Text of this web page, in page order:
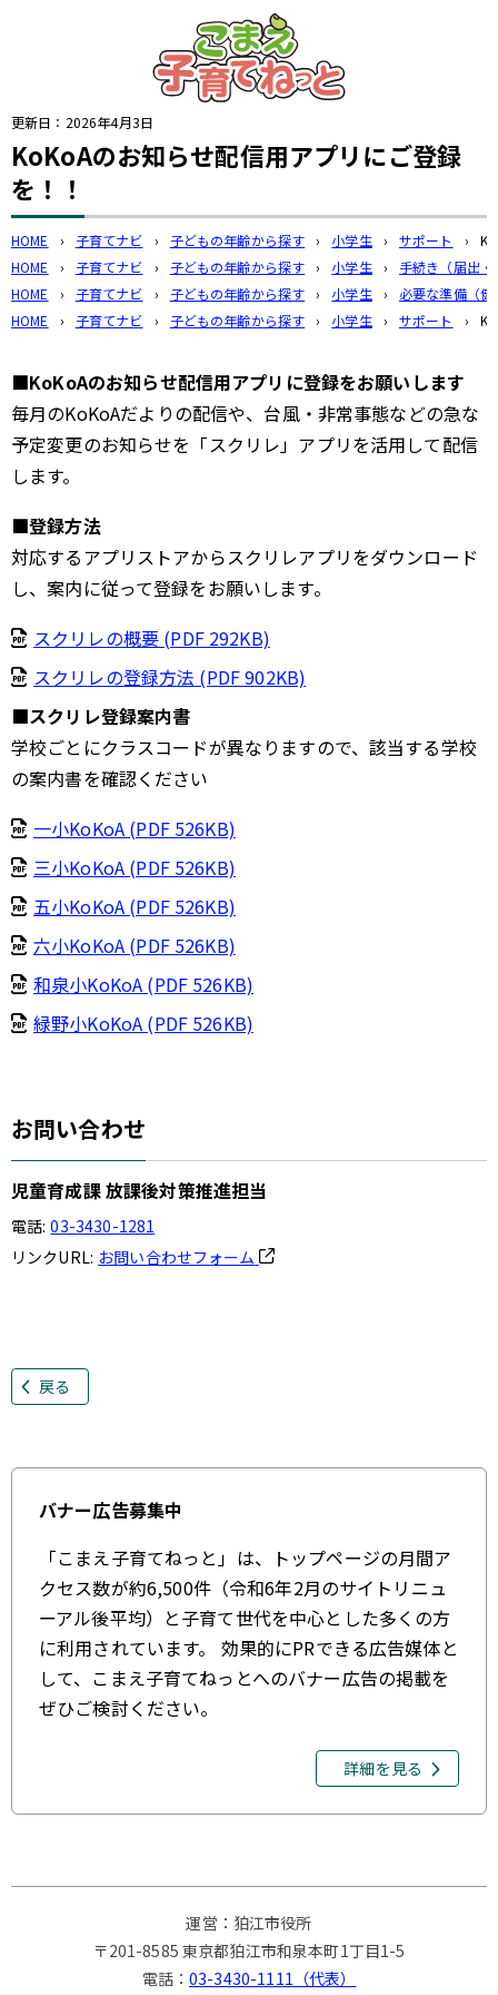
このページの本文へ
更新日： 2026年4月3日
KoKoAのお知らせ配信用アプリにご登録
を！！
HOME › 子育てナビ › 子どもの年齢から探す › 小学生 › サポート ›
HOME
› 子育てナビ › 子どもの年齢から探す › 小学生 ›
手続き（届出・
HOME
› 子育てナビ › 子どもの年齢から探す › 小学生 ›
必要な準備（
HOME
› 子育てナビ › 子どもの年齢から探す › 小学生 › サポート ›
■KoKoAのお知らせ配信用アプリに登録をお願いします
毎月のKoKoAだよりの配信や、台風・非常事態などの急な
予定変更のお知らせを「スクリレ」アプリを活用して配信
します。
■登録方法
対応するアプリストアからスクリレアプリをダウンロード
し、案内に従って登録をお願いします。
スクリレの概要 (PDF 292KB)
スクリレの登録方法 (PDF 902KB)
■スクリレ登録案内書
学校ごとにクラスコードが異なりますので、該当する学校
の案内書を確認ください
一小KoKoA (PDF 526KB)
三小KoKoA (PDF 526KB)
五小KoKoA (PDF 526KB)
六小KoKoA (PDF 526KB)
和泉小KoKoA (PDF 526KB)
緑野小KoKoA (PDF 526KB)
お問い合わせ
児童育成課 放課後対策推進担当
電話: 03-3430-1281
リンクURL: お問い合わせフォーム
戻る
バナー広告募集中
「こまえ子育てねっと」は、トップページの月間ア
クセス数が約6,500件（令和6年2月のサイトリニュ
ーアル後平均）と子育て世代を中心とした多くの方
に利用されています。 効果的にPRできる広告媒体と
して、こまえ子育てねっとへのバナー広告の掲載を
ぜひご検討ください。
詳細を見る
運営：狛江市役所
〒201-8585 東京都狛江市和泉本町1丁目1-5
電話：03-3430-1111（代表）